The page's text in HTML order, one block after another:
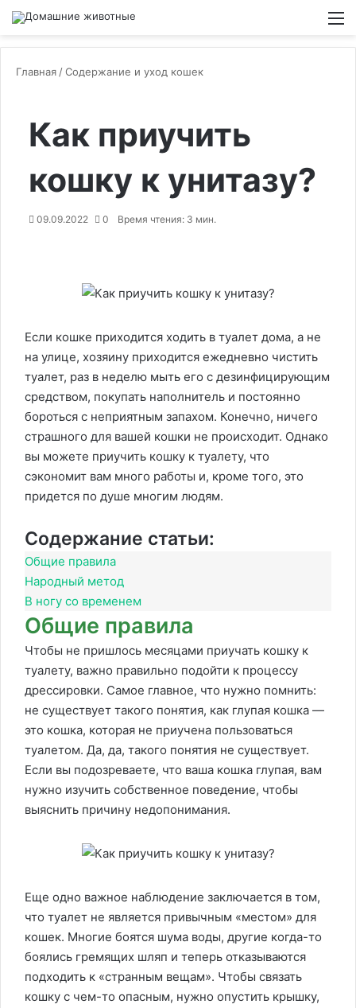
Главная /Содержание и уход кошек
Как приучить
кошку к унитазу?
09.09.2022 0 Время чтения: 3 мин.
Если кошке приходится ходить в туалет дома, а не
на улице, хозяину приходится ежедневно чистить
туалет, раз в неделю мыть его с дезинфицирующим
средством, покупать наполнитель и постоянно
бороться с неприятным запахом. Конечно, ничего
страшного для вашей кошки не происходит. Однако
вы можете приучить кошку к туалету, что
сэкономит вам много работы и, кроме того, это
придется по душе многим людям.
Содержание статьи:
Общие правила
Народный метод
В ногу со временем
Общие правила
Чтобы не пришлось месяцами приучать кошку к
туалету, важно правильно подойти к процессу
дрессировки. Самое главное, что нужно помнить:
не существует такого понятия, как глупая кошка —
это кошка, которая не приучена пользоваться
туалетом. Да, да, такого понятия не существует.
Если вы подозреваете, что ваша кошка глупая, вам
нужно изучить собственное поведение, чтобы
выяснить причину недопонимания.
Еще одно важное наблюдение заключается в том,
что туалет не является привычным «местом» для
кошек. Многие боятся шума воды, другие когда-то
боялись гремящих шляп и теперь отказываются
подходить к «странным вещам». Чтобы связать
кошку с чем-то опасным, нужно опустить крышку,